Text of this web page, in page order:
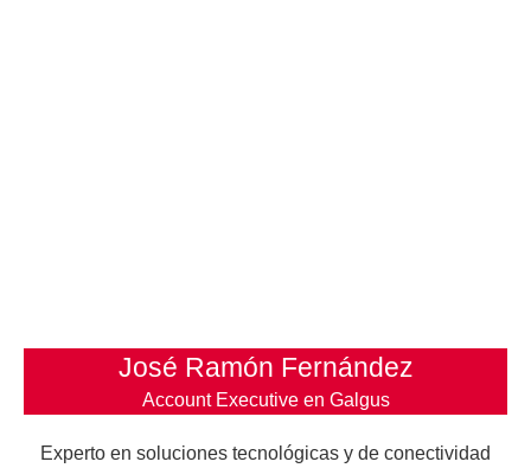
José Ramón Fernández
Account Executive en Galgus
Experto en soluciones tecnológicas y de conectividad